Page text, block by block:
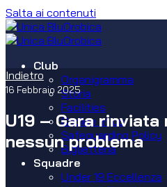
Salta ai contenuti
Club
Organigramma
Storia
Facilities
Codice etico
Safeguarding Policy
Biglietteria
Squadre
Under 19 Eccellenza
Indietro
16 Febbraio 2025
U19 – Gara
nessun problema